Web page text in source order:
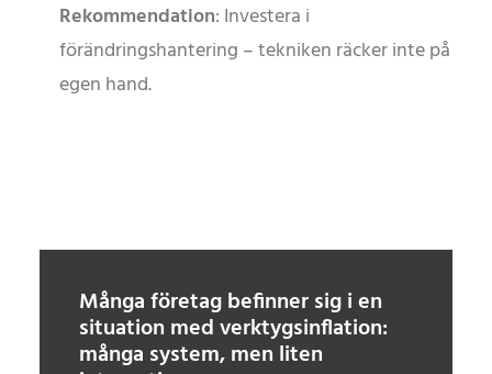
Rekommendation: Investera i
förändringshantering – tekniken räcker inte på
egen hand.
Många företag befinner sig i en
situation med verktygsinflation:
många system, men liten